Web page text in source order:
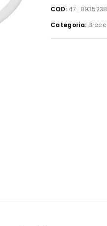
–
Animal
Farm
COD:
Categoria: